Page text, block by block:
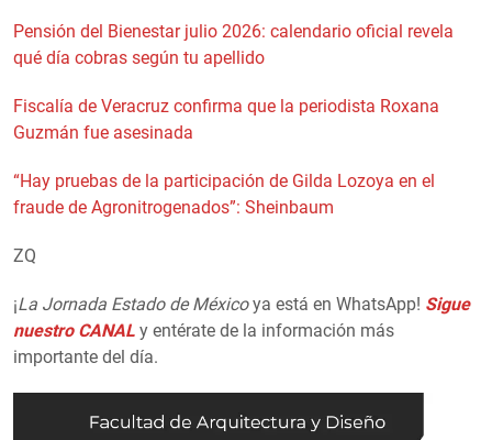
Pensión del Bienestar julio 2026: calendario oficial revela
qué día cobras según tu apellido
Fiscalía de Veracruz confirma que la periodista Roxana
Guzmán fue asesinada
“Hay pruebas de la participación de Gilda Lozoya en el
fraude de Agronitrogenados”: Sheinbaum
ZQ
¡La Jornada Estado de Méxicoya está en WhatsApp! Sigue
nuestro CANAL y entérate de la información más
importante del día.